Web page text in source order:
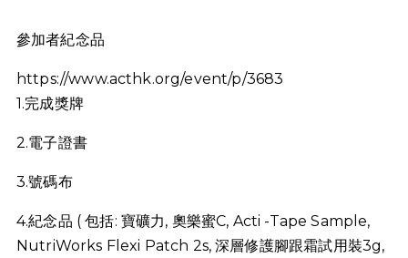
參加者紀念品
https://www.acthk.org/event/p/3683
1.完成獎牌
2.電子證書
3.號碼布
4.紀念品 ( 包括: 寶礦力, 奧樂蜜C, Acti -Tape Sample,
NutriWorks Flexi Patch 2s, 深層修護腳跟霜試用裝3g,